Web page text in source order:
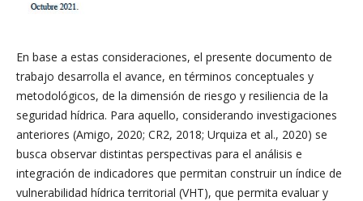
En base a estas consideraciones, el presente documento de
trabajo desarrolla el avance, en términos conceptuales y
metodológicos, de la dimensión de riesgo y resiliencia de la
seguridad hídrica. Para aquello, considerando investigaciones
anteriores (Amigo, 2020; CR2, 2018; Urquiza et al., 2020) se
busca observar distintas perspectivas para el análisis e
integración de indicadores que permitan construir un índice de
vulnerabilidad hídrica territorial (VHT), que permita evaluar y